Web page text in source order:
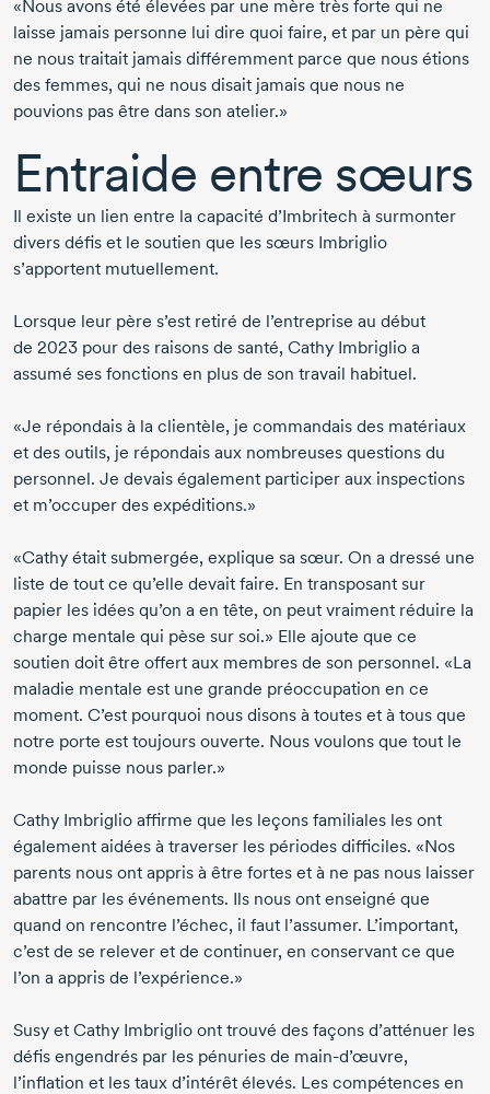
«Nous avons été élevées par une mère très forte qui ne
laisse jamais personne lui dire quoi faire, et par un père qui
ne nous traitait jamais différemment parce que nous étions
des femmes, qui ne nous disait jamais que nous ne
pouvions pas être dans son atelier.»
Entraide entre sœurs
Il existe un lien entre la capacité d’Imbritech à surmonter
divers défis et le soutien que les sœurs Imbriglio
s’apportent mutuellement.
Lorsque leur père s’est retiré de l’entreprise au début
de 2023 pour des raisons de santé, Cathy Imbriglio a
assumé ses fonctions en plus de son travail habituel.
«Je répondais à la clientèle, je commandais des matériaux
et des outils, je répondais aux nombreuses questions du
personnel. Je devais également participer aux inspections
et m’occuper des expéditions.»
«Cathy était submergée, explique sa sœur. On a dressé une
liste de tout ce qu’elle devait faire. En transposant sur
papier les idées qu’on a en tête, on peut vraiment réduire la
charge mentale qui pèse sur soi.» Elle ajoute que ce
soutien doit être offert aux membres de son personnel. «La
maladie mentale est une grande préoccupation en ce
moment. C’est pourquoi nous disons à toutes et à tous que
notre porte est toujours ouverte. Nous voulons que tout le
monde puisse nous parler.»
Cathy Imbriglio affirme que les leçons familiales les ont
également aidées à traverser les périodes difficiles. «Nos
parents nous ont appris à être fortes et à ne pas nous laisser
abattre par les événements. Ils nous ont enseigné que
quand on rencontre l’échec, il faut l’assumer. L’important,
c’est de se relever et de continuer, en conservant ce que
l’on a appris de l’expérience.»
Susy et Cathy Imbriglio ont trouvé des façons d’atténuer les
défis engendrés par les pénuries de main-d’œuvre,
l’inflation et les taux d’intérêt élevés. Les compétences en